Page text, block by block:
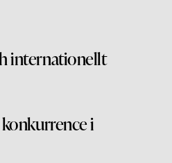
internationellt
i